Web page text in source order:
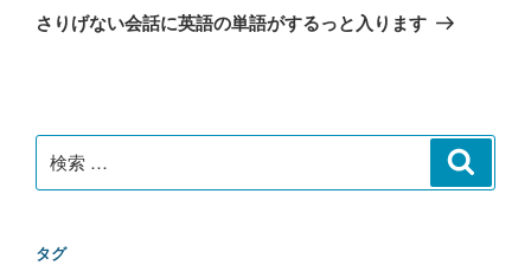
ゲ
ン
稿
の
さりげない会話に英語の単語がするっと入ります
索:
タグ